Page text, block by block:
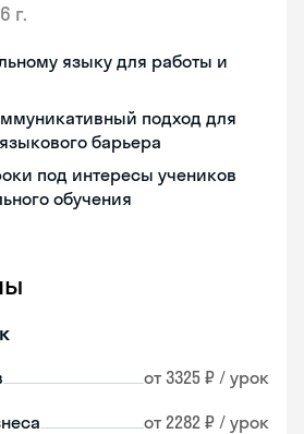
г.
языку для работы и
подход для
барьера
под интересы учеников
обучения
от 3325 ₽ / урок
от 2282 ₽ / урок